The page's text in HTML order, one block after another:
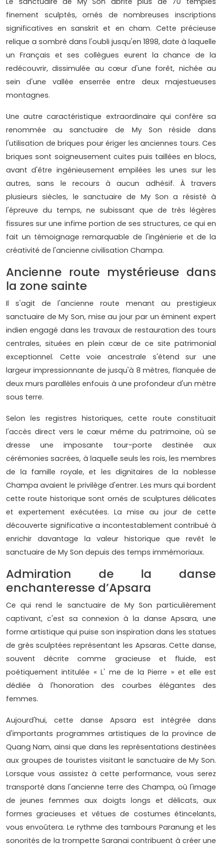
finement sculptés, ornés de nombreuses inscriptions
significatives en sanskrit et en cham. Cette précieuse
relique a sombré dans l'oubli jusqu'en 1898, date à laquelle
un Français et ses collègues eurent la chance de la
redécouvrir, dissimulée au cœur d'une forêt, nichée au
sein d'une vallée enserrée entre deux majestueuses
montagnes.
Une autre caractéristique extraordinaire qui confère sa
renommée au sanctuaire de My Son réside dans
l'utilisation de briques pour ériger les anciennes tours. Ces
briques sont soigneusement cuites puis taillées en blocs,
avant d'être ingénieusement empilées les unes sur les
autres, sans le recours à aucun adhésif. À travers
plusieurs siècles, le sanctuaire de My Son a résisté à
l'épreuve du temps, ne subissant que de très légères
fissures sur une infime portion de ses structures, ce qui en
fait un témoignage remarquable de l'ingénierie et de la
créativité de l'ancienne civilisation Champa.
Ancienne route mystérieuse dans
la zone sainte
Il s'agit de l'ancienne route menant au prestigieux
sanctuaire de My Son, mise au jour par un éminent expert
indien engagé dans les travaux de restauration des tours
centrales, situées en plein cœur de ce site patrimonial
exceptionnel. Cette voie ancestrale s'étend sur une
largeur impressionnante de jusqu'à 8 mètres, flanquée de
deux murs parallèles enfouis à une profondeur d'un mètre
sous terre.
Selon les registres historiques, cette route constituait
l'accès direct vers le cœur même du patrimoine, où se
dresse une imposante tour-porte destinée aux
cérémonies sacrées, à laquelle seuls les rois, les membres
de la famille royale, et les dignitaires de la noblesse
Champa avaient le privilège d'entrer. Les murs qui bordent
cette route historique sont ornés de sculptures délicates
et expertement exécutées. La mise au jour de cette
découverte significative a incontestablement contribué à
enrichir davantage la valeur historique que revêt le
sanctuaire de My Son depuis des temps immémoriaux.
Admiration de la danse
enchanteresse d’Apsara
Ce qui rend le sanctuaire de My Son particulièrement
captivant, c'est sa connexion à la danse Apsara, une
forme artistique qui puise son inspiration dans les statues
de grès sculptées représentant les Apsaras. Cette danse,
souvent décrite comme gracieuse et fluide, est
poétiquement intitulée « L' me de la Pierre » et elle est
dédiée à l'honoration des courbes élégantes des
femmes.
Aujourd'hui, cette danse Apsara est intégrée dans
d'importants programmes artistiques de la province de
Quang Nam, ainsi que dans les représentations destinées
aux groupes de touristes visitant le sanctuaire de My Son.
Lorsque vous assistez à cette performance, vous serez
transporté dans l'ancienne terre des Champa, où l'image
de jeunes femmes aux doigts longs et délicats, aux
formes gracieuses et vêtues de costumes étincelants,
vous envoûtera. Le rythme des tambours Paranung et les
sonorités de la trompette Saranai contribuent à créer une